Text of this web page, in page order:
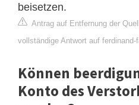
beisetzen.
Antrag auf Entfernung der
vollständige Antwort auf ferdinand-
Können
Konto des